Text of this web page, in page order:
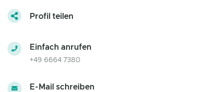
Profil teilen
Einfach anrufen
+49 6664 7380
E-Mail schreiben